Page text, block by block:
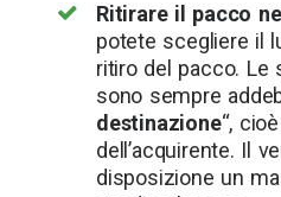
Ritirare il pacco
potete scegliere il
ritiro del pacco. Le
sono sempre
destinazione“,
dell’acquirente. Il
disposizione un